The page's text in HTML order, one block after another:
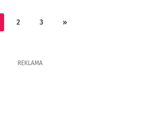
2 3 »
REKLAMA